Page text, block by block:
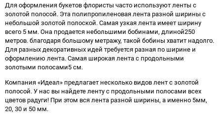
Для оформления букетов флористы часто используют ленты с
золотой полосой. Эта полипропиленовая лента разной ширины с
небольшой золотой полоской. Самая узкая лента имеет ширину
всего 5 мм. Она продается небольшими бобинами, длиной250
метров. благодаря большому метражу, такой бобины хватит надолго.
Для разных декоративных идей требуется разная по ширине и
оформлению лента. Самая широкая лента с продольными
золотыми полосами5 см.
Компания «Идеал» предлагает несколько видов лент с золотой
полосой. У нас вы найдете ленту с продольными полосами всех
цветов радуги! При этом вся лента разной ширины, а именно 5мм,
20, 30 и 50 мм.